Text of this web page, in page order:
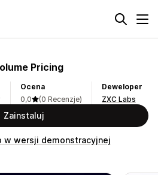
Pricing
Ocena
0,0
(0 Recenzje)
Deweloper
ZXC Labs
Zainstaluj
w wersji demonstracyjnej